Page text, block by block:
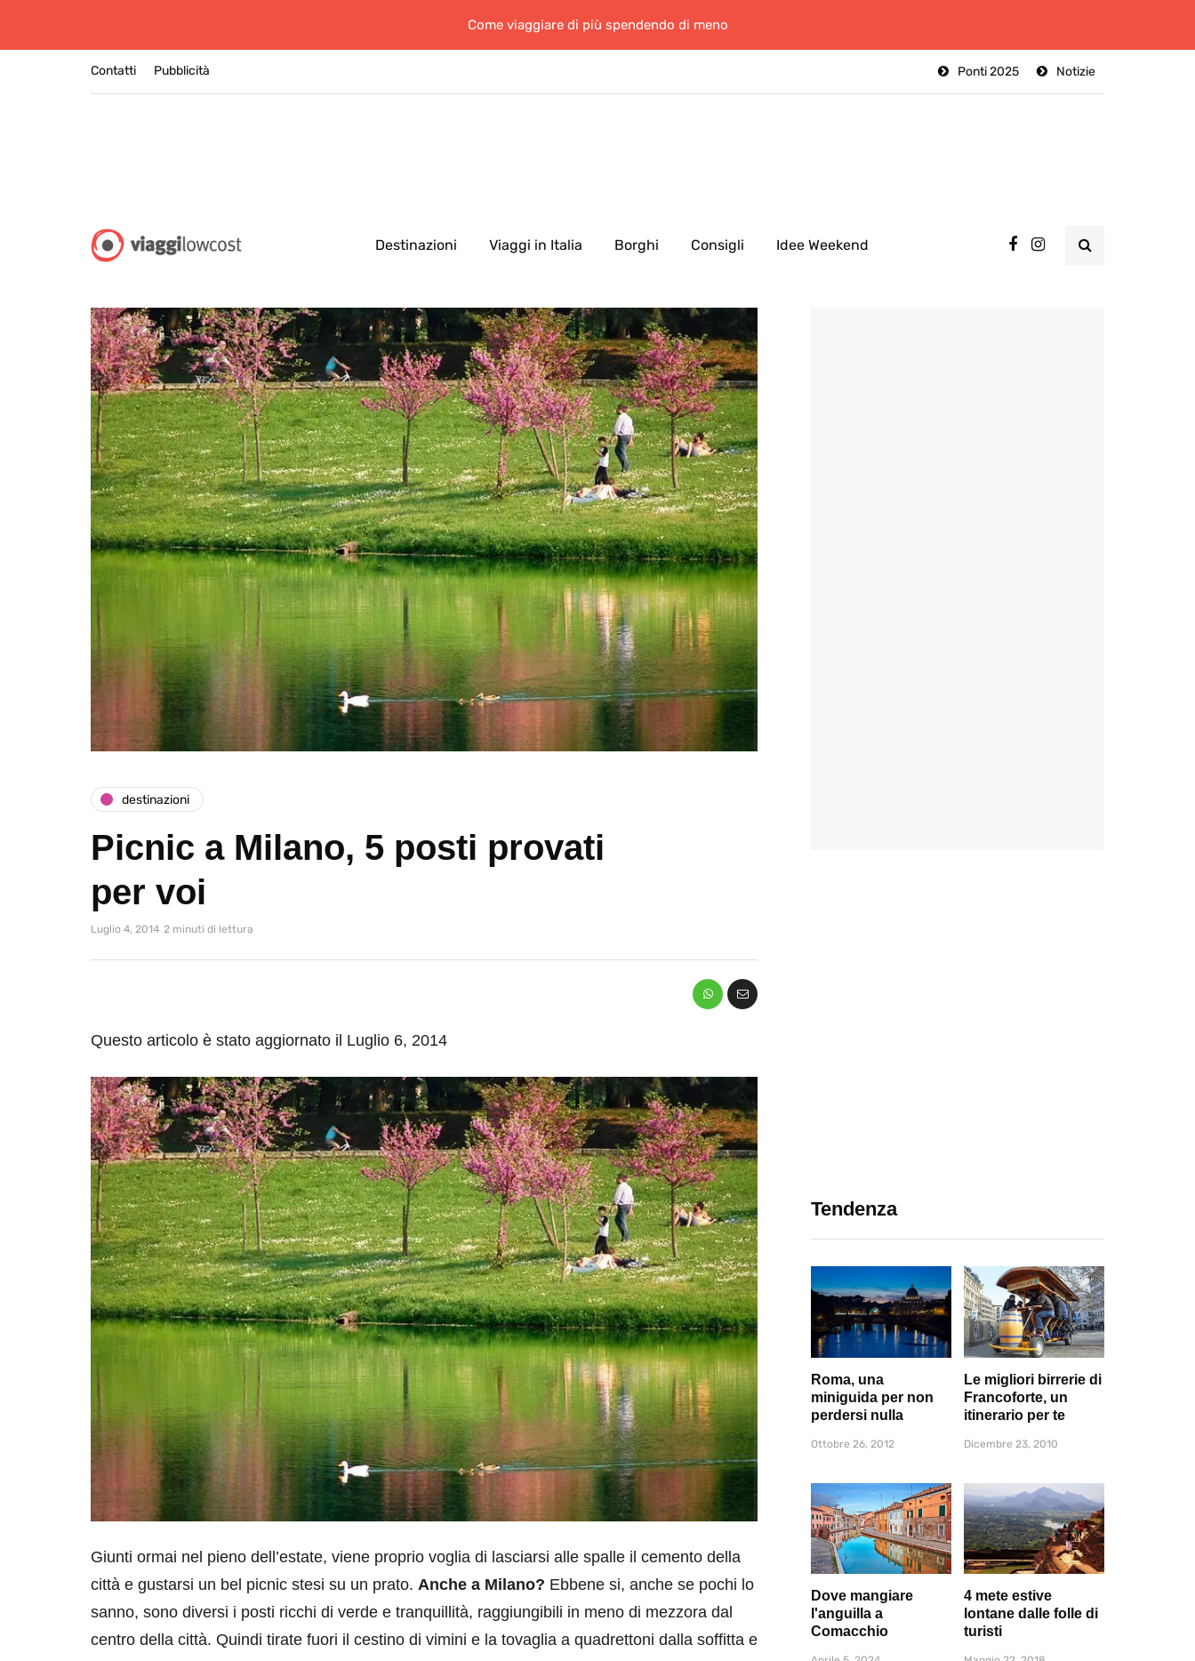
Come viaggiare di più spendendo di meno
Contatti Notizie
Ponti 2025
Pubblicità
Destinazioni Viaggi in Italia Borghi Consigli Idee Weekend
destinazioni
Picnic a Milano, 5 posti provati
per voi
Luglio 4, 2014 2 minuti di lettura
Questo articolo è stato aggiornato il Luglio 6, 2014
Giunti ormai nel pieno dell’estate, viene proprio voglia di lasciarsi alle spalle il cemento della
città e gustarsi un bel picnic stesi su un prato. Anche a Milano? Ebbene si, anche se pochi lo
sanno, sono diversi i posti ricchi di verde e tranquillità, raggiungibili in meno di mezzora dal
centro della città. Quindi tirate fuori il cestino di vimini e la tovaglia a quadrettoni dalla soffitta e
Tendenza
Roma, una
miniguida per non
perdersi nulla
Ottobre 26, 2012
Le migliori birrerie di
Francoforte, un
itinerario per te
Dicembre 23, 2010
Dove mangiare
l'anguilla a
Comacchio
4 mete estive
lontane dalle folle di
turisti